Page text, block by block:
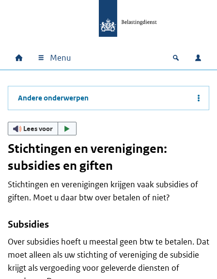
Hoofdnavigatie
Home Menu Open
Andere onderwerpen
Lees voor
Stichtingen en verenigingen:
subsidies en giften
Stichtingen en verenigingen krijgen vaak subsidies of
giften. Moet u daar btw over betalen of niet?
Subsidies
Over subsidies hoeft u meestal geen btw te betalen. Dat
moet alleen als uw stichting of vereniging de subsidie
krijgt als vergoeding voor geleverde diensten of